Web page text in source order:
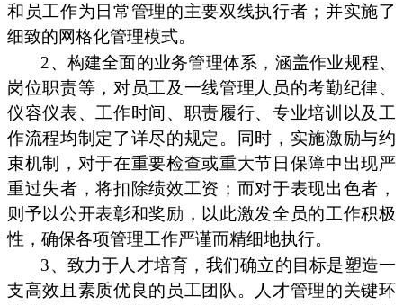
和员工作为日常管理的主要双线执行者；并实施了
细致的网格化管理模式。
2、构建全面的业务管理体系，涵盖作业规程、
岗位职责等，对员工及一线管理人员的考勤纪律、
仪容仪表、工作时间、职责履行、专业培训以及工
作流程均制定了详尽的规定。同时，实施激励与约
束机制，对于在重要检查或重大节日保障中出现严
重过失者，将扣除绩效工资；而对于表现出色者，
则予以公开表彰和奖励，以此激发全员的工作积极
性，确保各项管理工作严谨而精细地执行。
3、致力于人才培育，我们确立的目标是塑造一
支高效且素质优良的员工团队。人才管理的关键环